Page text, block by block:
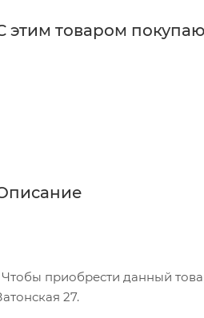
этим товаром
Чтобы приобрести данный
27.